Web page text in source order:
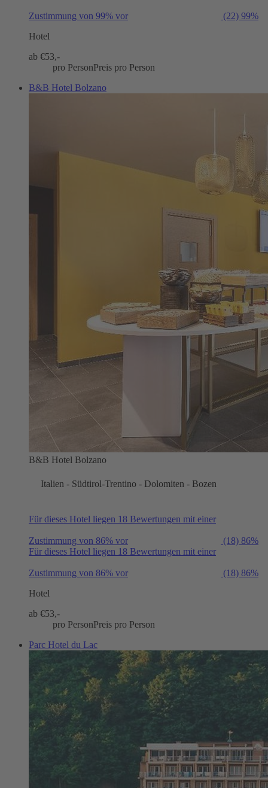
Zustimmung von 99% vor (22) 99%
Hotel
ab €53,-
pro PersonPreis pro Person
B&B Hotel Bolzano
B&B Hotel Bolzano
Italien - Südtirol-Trentino - Dolomiten - Bozen
Für dieses Hotel liegen 18 Bewertungen mit einer
Zustimmung von 86% vor (18) 86%
Für dieses Hotel liegen 18 Bewertungen mit einer
Zustimmung von 86% vor (18) 86%
Hotel
ab €53,-
pro PersonPreis pro Person
Parc Hotel du Lac